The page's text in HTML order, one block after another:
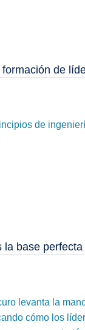
de
base